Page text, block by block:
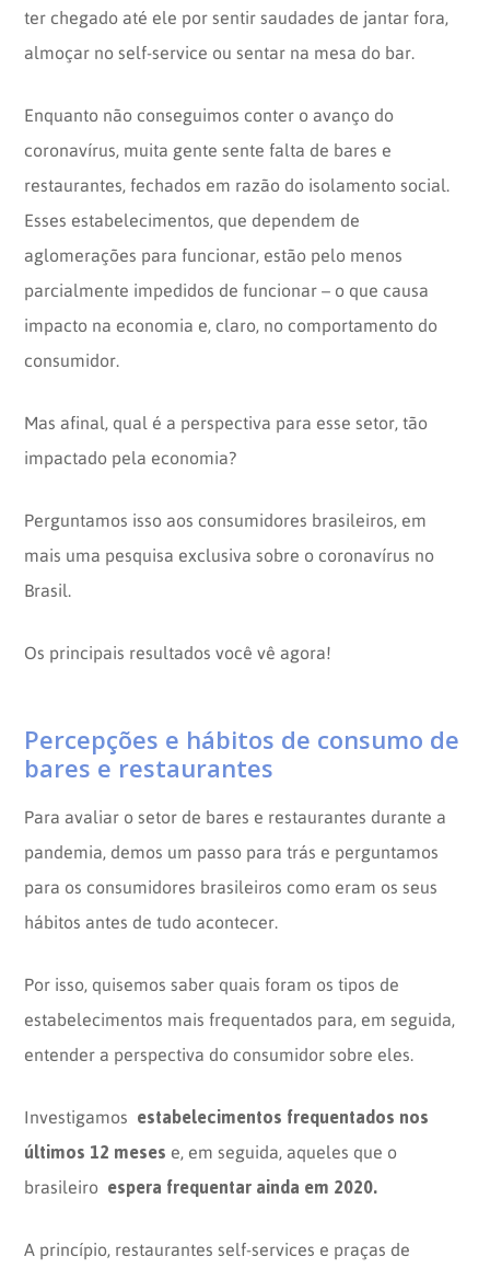
ter chegado até ele por sentir saudades de jantar fora,
almoçar no self-service ou sentar na mesa do bar.
Enquanto não conseguimos conter o avanço do
coronavírus, muita gente sente falta de bares e
restaurantes, fechados em razão do isolamento social.
Esses estabelecimentos, que dependem de
aglomerações para funcionar, estão pelo menos
parcialmente impedidos de funcionar – o que causa
impacto na economia e, claro, no comportamento do
consumidor.
Mas afinal, qual é a perspectiva para esse setor, tão
impactado pela economia?
Perguntamos isso aos consumidores brasileiros, em
mais uma pesquisa exclusiva sobre o coronavírus no
Brasil.
Os principais resultados você vê agora!
Percepções e hábitos de consumo de
bares e restaurantes
Para avaliar o setor de bares e restaurantes durante a
pandemia, demos um passo para trás e perguntamos
para os consumidores brasileiros como eram os seus
hábitos antes de tudo acontecer.
Por isso, quisemos saber quais foram os tipos de
estabelecimentos mais frequentados para, em seguida,
entender a perspectiva do consumidor sobre eles.
Investigamos estabelecimentos frequentados nos
últimos 12 meses e, em seguida, aqueles que o
brasileiro espera frequentar ainda em 2020.
A princípio, restaurantes self-services e praças de